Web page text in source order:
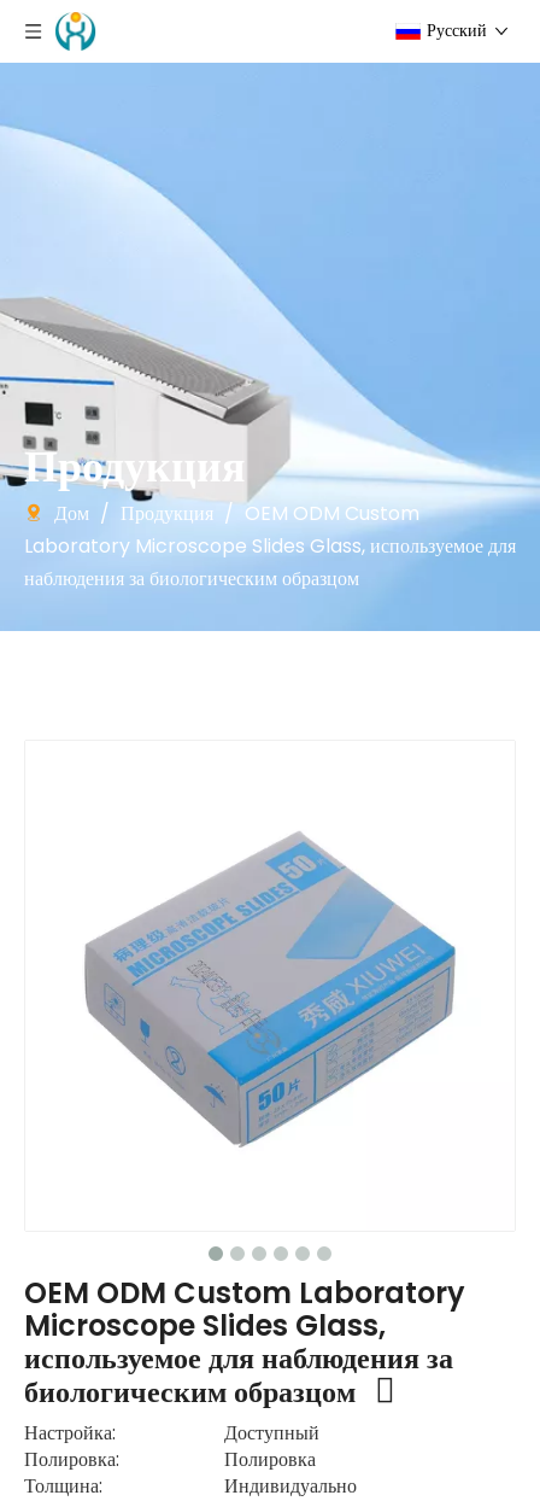
Pусский
Продукция
Дом / Продукция / OEM ODM Custom
Laboratory Microscope Slides Glass, используемое для
наблюдения за биологическим образцом
OEM ODM Custom Laboratory
Microscope Slides Glass,
используемое для наблюдения за
биологическим образцом
Настройка:
Доступный
Полировка:
Полировка
Толщина:
Индивидуально